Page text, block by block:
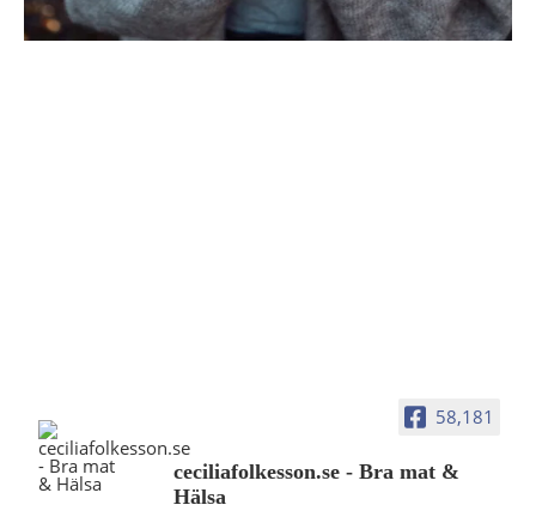
58,181
ceciliafolkesson.se - Bra mat &
Hälsa